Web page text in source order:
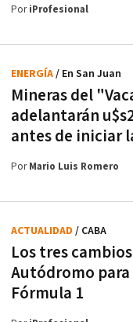
PoriProfesional
Mineras del
adelantarán
antes de iniciar
ENERGÍA/ En San Juan
PorMario Luis Romero
Los tres
Autódromo
Fórmula 1
ACTUALIDAD / CABA